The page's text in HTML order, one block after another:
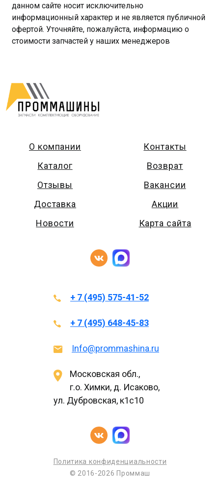
данном сайте носит исключительно
информационный характер и не является публичной
офертой. Уточняйте, пожалуйста, информацию о
стоимости запчастей у наших менеджеров
О компании
Каталог
Отзывы
Доставка
Новости
Контакты
Возврат
Вакансии
Акции
Карта сайта
+ 7 (495) 575-41-52
+ 7 (495) 648-45-83
Info@prommashina.ru
Московская обл.,
г.о. Химки, д. Исаково,
ул. Дубровская, к1с10
Политика конфиденциальности
© 2016-2026 Проммаш